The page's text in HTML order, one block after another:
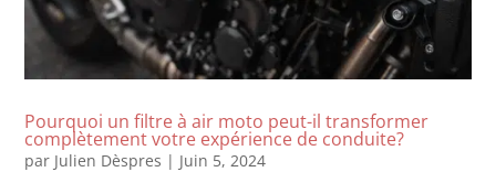
Pourquoi un filtre à air moto peut-il transformer
complètement votre expérience de conduite?
par Julien Dèspres | Juin 5, 2024